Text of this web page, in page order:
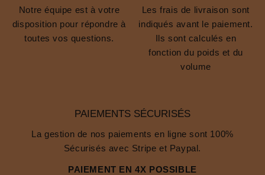
Notre équipe est à votre
disposition pour répondre à
toutes vos questions.
Les frais de livraison sont
indiqués avant le paiement.
Ils sont calculés en
fonction du poids et du
volume
PAIEMENTS SÉCURISÉS
La gestion de nos paiements en ligne sont 100%
Sécurisés avec Stripe et Paypal.
PAIEMENT EN 4X POSSIBLE